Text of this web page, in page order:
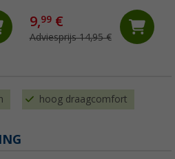
9,99€
Adviesprijs 14,95 €
hoog draagcomfort